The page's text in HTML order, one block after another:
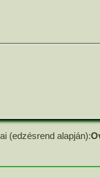
(edzésrend alapján):